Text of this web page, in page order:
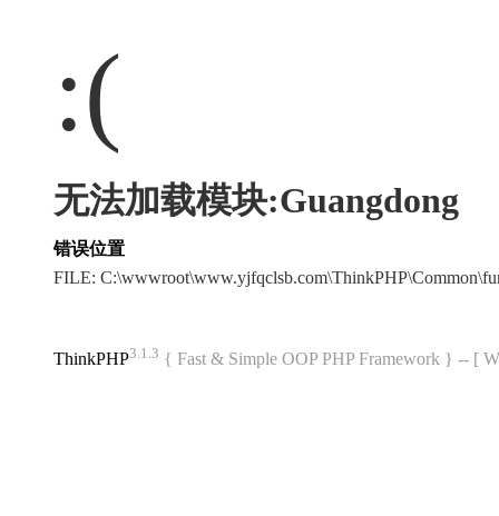
:(
无法加载模块:Guangdong
错误位置
FILE:
ThinkPHP3.1.3 { Fast & Simple OOP PHP Framework } -- [